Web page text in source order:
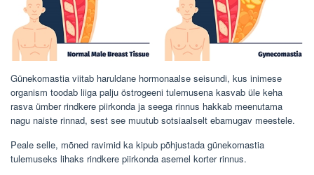
Günekomastia viitab haruldane hormonaalse seisundi, kus inimese
organism toodab liiga palju östrogeeni tulemusena kasvab üle keha
rasva ümber rindkere piirkonda ja seega rinnus hakkab meenutama
nagu naiste rinnad, sest see muutub sotsiaalselt ebamugav meestele.
Peale selle, mõned ravimid ka kipub põhjustada günekomastia
tulemuseks lihaks rindkere piirkonda asemel korter rinnus.